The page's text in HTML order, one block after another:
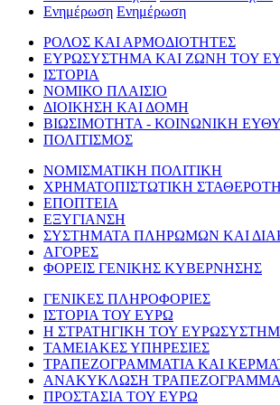
Ενημέρωση Ενημέρωση
ΡΟΛΟΣ ΚΑΙ ΑΡΜΟΔΙΟΤΗΤΕΣ
ΕΥΡΩΣΥΣΤΗΜΑ ΚΑΙ ΖΩΝΗ ΤΟΥ
ΙΣΤΟΡΙΑ
ΝΟΜΙΚΟ ΠΛΑΙΣΙΟ
ΔΙΟΙΚΗΣΗ ΚΑΙ ΔΟΜΗ
ΒΙΩΣΙΜΟΤΗΤΑ - ΚΟΙΝΩΝΙΚΗ
ΠΟΛΙΤΙΣΜΟΣ
ΝΟΜΙΣΜΑΤΙΚΗ ΠΟΛΙΤΙΚΗ
ΧΡΗΜΑΤΟΠΙΣΤΩΤΙΚΗ
ΕΠΟΠΤΕΙΑ
ΕΞΥΓΙΑΝΣΗ
ΣΥΣΤΗΜΑΤΑ ΠΛΗΡΩΜΩΝ ΚΑΙ
ΑΓΟΡΕΣ
ΦΟΡΕΙΣ ΓΕΝΙΚΗΣ ΚΥΒΕΡΝΗΣΗΣ
ΓΕΝΙΚΕΣ ΠΛΗΡΟΦΟΡΙΕΣ
ΙΣΤΟΡΙΑ ΤΟΥ ΕΥΡΩ
Η ΣΤΡΑΤΗΓΙΚΗ ΤΟΥ
ΤΑΜΕΙΑΚΕΣ ΥΠΗΡΕΣΙΕΣ
ΤΡΑΠΕΖΟΓΡΑΜΜΑΤΙΑ ΚΑΙ
ΑΝΑΚΥΚΛΩΣΗ
ΠΡΟΣΤΑΣΙΑ ΤΟΥ ΕΥΡΩ